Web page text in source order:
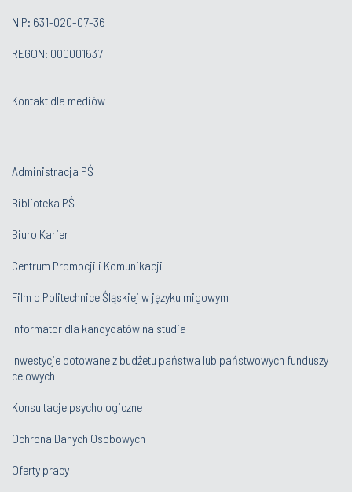
NIP: 631-020-07-36
REGON: 000001637
Kontakt dla mediów
Administracja PŚ
Biblioteka PŚ
Biuro Karier
Centrum Promocji i Komunikacji
Film o Politechnice Śląskiej w języku migowym
Informator dla kandydatów na studia
Inwestycje dotowane z budżetu państwa lub państwowych funduszy
celowych
Konsultacje psychologiczne
Ochrona Danych Osobowych
Oferty pracy